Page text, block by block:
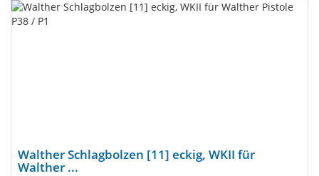
Walther Schlagbolzen [11] eckig, WKII für
Walther ...